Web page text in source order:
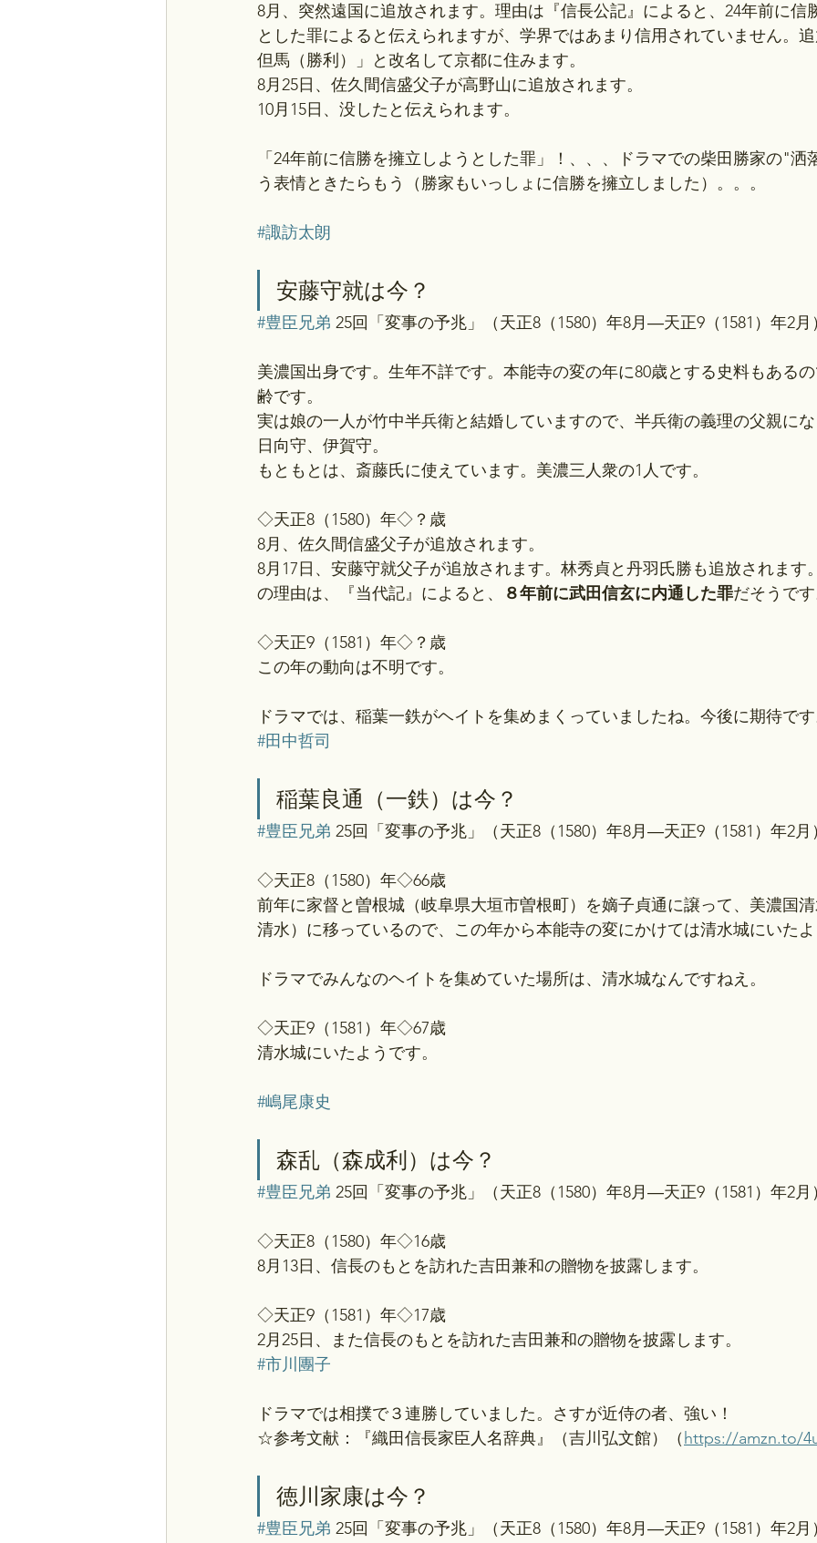
8月、突然遠国に追放されます。理由は『信長公記』によると、24年前に信
とした罪によると伝えられますが、学界ではあまり信用されていません。
但馬（勝利）」と改名して京都に住みます。
8月25日、佐久間信盛父子が高野山に追放されます。
10月15日、没したと伝えられます。
「24年前に信勝を擁立しようとした罪」！、、、ドラマでの柴田勝家の"洒
う表情ときたらもう（勝家もいっしょに信勝を擁立しました）。。。
#諏訪太朗
安藤守就は今？
#豊臣兄弟 25回「変事の予兆」（天正8（1580）年8月―天正9（1581）年2月）
美濃国出身です。生年不詳です。本能寺の変の年に80歳とする史料もある
齢です。
実は娘の一人が竹中半兵衛と結婚していますので、半兵衛の義理の父親にな
日向守、伊賀守。
もともとは、斎藤氏に使えています。美濃三人衆の1人です。
◇天正8（1580）年◇？歳
8月、佐久間信盛父子が追放されます。
8月17日、安藤守就父子が追放されます。林秀貞と丹羽氏勝も追放されます
の理由は、『当代記』によると、
８年前に武田信玄に内通した罪だそうです
◇天正9（1581）年◇？歳
この年の動向は不明です。
ドラマでは、稲葉一鉄がヘイトを集めまくっていましたね。今後に期待です
#田中哲司
稲葉良通（一鉄）は今？
#豊臣兄弟 25回「変事の予兆」（天正8（1580）年8月―天正9（1581）年2月）
◇天正8（1580）年◇66歳
前年に家督と曽根城（岐阜県大垣市曽根町）を嫡子貞通に譲って、美濃国
清水）に移っているので、この年から本能寺の変にかけては清水城にいたよ
ドラマでみんなのヘイトを集めていた場所は、清水城なんですねえ。
◇天正9（1581）年◇67歳
清水城にいたようです。
#嶋尾康史
森乱（森成利）は今？
#豊臣兄弟 25回「変事の予兆」（天正8（1580）年8月―天正9（1581）年2月
◇天正8（1580）年◇16歳
8月13日、信長のもとを訪れた吉田兼和の贈物を披露します。
◇天正9（1581）年◇17歳
2月25日、また信長のもとを訪れた吉田兼和の贈物を披露します。
#市川團子
ドラマでは相撲で３連勝していました。さすが近侍の者、強い！
☆参考文献：『織田信長家臣人名辞典』（吉川弘文館）（ https://amzn.to/
徳川家康は今？
#豊臣兄弟 25回「変事の予兆」（天正8（1580）年8月―天正9（1581）年2月）